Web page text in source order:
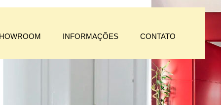
INFORMAÇÕES CONTATO